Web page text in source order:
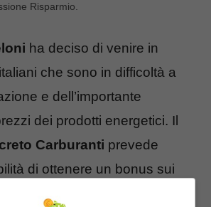
Risparmio.
ha deciso di venire in
che sono in difficoltà a
e dell’importante
dei prodotti energetici. Il
Carburanti prevede
di ottenere un bonus sui